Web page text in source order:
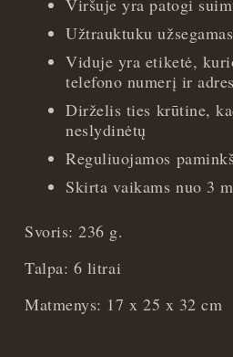
Viršuje yra patogi
Užtrauktuku
Viduje yra etiketė,
telefono numerį ir
Dirželis ties krūtine,
neslydinėtų
Reguliuojamos
Skirta vaikams nuo 3
Svoris: 236 g.
Talpa: 6 litrai
Matmenys: 17 x 25 x 32 cm